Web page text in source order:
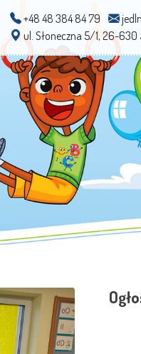
+48 48 384 84 79
ul. Słoneczna 5/1, 26-